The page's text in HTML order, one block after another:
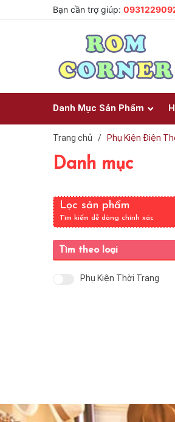
Bạn cần trợ giúp:
Danh Mục Sản Phẩm
Trang chủ / Phụ Kiện Điện
Lọc sản phẩm
Tìm kiếm dễ dàng chính xác
Tìm theo loại
Phụ Kiện Thời Trang
Danh mục